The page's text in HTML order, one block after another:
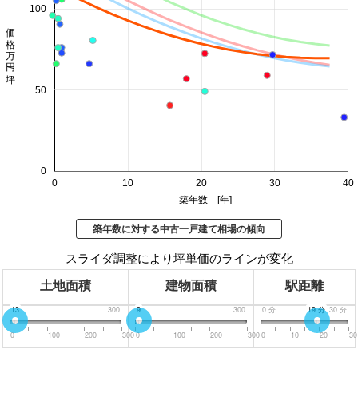
0 10 20 30 40
0
50
100
築年数 [年]
価格 万円/坪
築年数に対する中古一戸建て相場の傾向
スライダ調整により坪単価のラインが変化
土地面積 建物面積 駅距離
0 300
13
0 100 200 300
0 300
9
0 100 200 300
0 分 30 分
19分
0 10 20 30